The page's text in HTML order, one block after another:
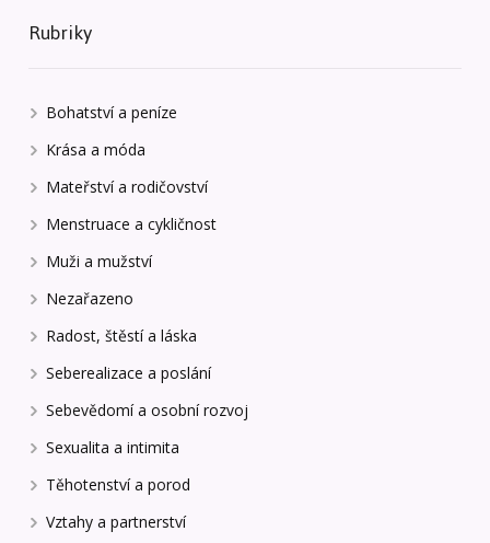
Rubriky
Bohatství a peníze
Krása a móda
Mateřství a rodičovství
Menstruace a cykličnost
Muži a mužství
Nezařazeno
Radost, štěstí a láska
Seberealizace a poslání
Sebevědomí a osobní rozvoj
Sexualita a intimita
Těhotenství a porod
Vztahy a partnerství